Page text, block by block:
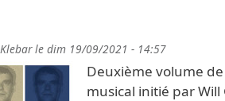
le dim 19/09/2021 - 14:57
Deuxième volume
musical initié par Will